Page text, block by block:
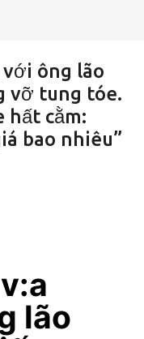
với ông lão
vỡ tung tóe.
hất cằm:
bao nhiêu”
lão